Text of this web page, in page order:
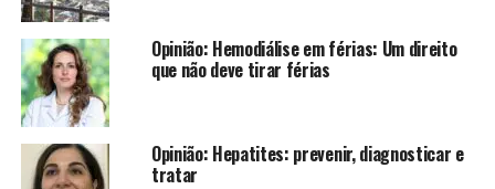
Opinião: Hemodiálise em férias: Um direito
que não deve tirar férias
Opinião: Hepatites: prevenir, diagnosticar e
tratar